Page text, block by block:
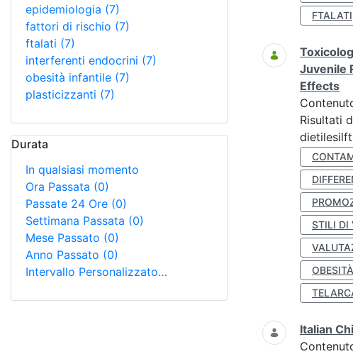
epidemiologia (7)
fattori di rischio (7)
ftalati (7)
interferenti endocrini (7)
obesità infantile (7)
plasticizzanti (7)
Durata
In qualsiasi momento
Ora Passata (0)
Passate 24 Ore (0)
Settimana Passata (0)
Mese Passato (0)
Anno Passato (0)
Intervallo Personalizzato…
FTALATI
Juvenile
Effects
Risultati
STILI DI
Italian